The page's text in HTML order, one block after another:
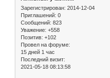
Зарегистрирован: 2014-12-04
Приглашений: 0
Сообщений: 823
Уважение: +558
Позитив: +102
Провел на форуме:
15 дней 1 час
Последний визит:
2021-05-18 08:13:58